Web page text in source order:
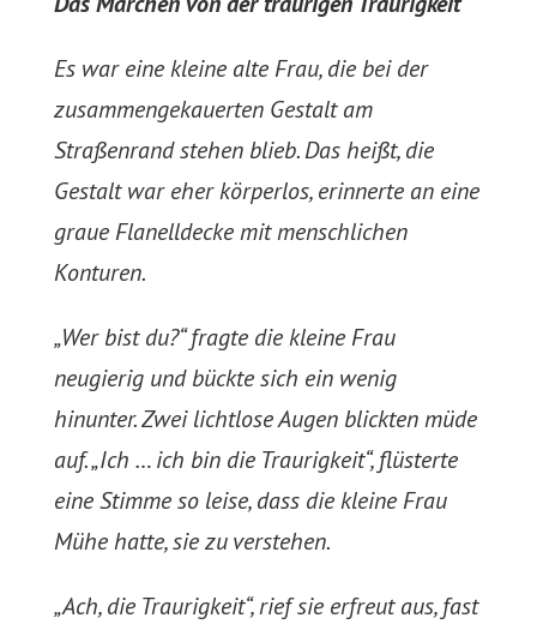
Es war eine kleine alte Frau, die bei der
zusammengekauerten Gestalt am
Straßenrand stehen blieb. Das heißt, die
Gestalt war eher körperlos, erinnerte an eine
graue Flanelldecke mit menschlichen
Konturen.
„Wer bist du?“ fragte die kleine Frau
neugierig und bückte sich ein wenig
hinunter. Zwei lichtlose Augen blickten müde
auf. „Ich … ich bin die Traurigkeit“, flüsterte
eine Stimme so leise, dass die kleine Frau
Mühe hatte, sie zu verstehen.
„Ach, die Traurigkeit“, rief sie erfreut aus, fast